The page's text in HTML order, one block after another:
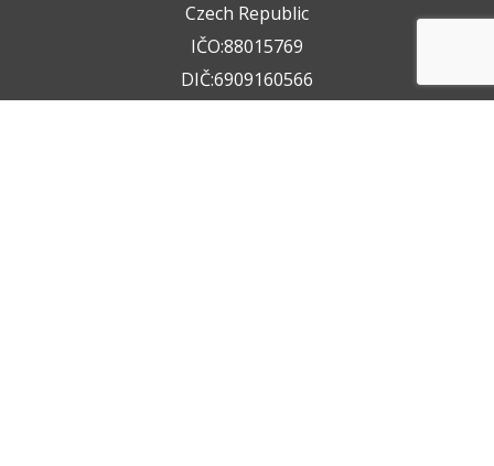
Czech Republic
IČO:88015769
DIČ:6909160566